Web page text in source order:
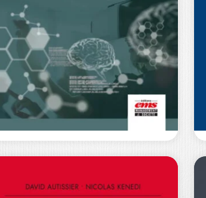
DURABLES
GEOFFREY MARTINACHE
Dans un monde où les limites
planétaires sont franchies et où les
crises…
27,00€